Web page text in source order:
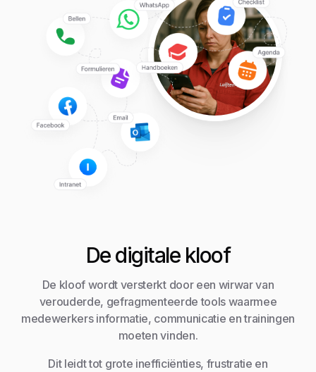
De digitale kloof
De kloof wordt versterkt door een wirwar van
verouderde, gefragmenteerde tools waarmee
medewerkers informatie, communicatie en trainingen
moeten vinden.
Dit leidt tot grote inefficiënties, frustratie en